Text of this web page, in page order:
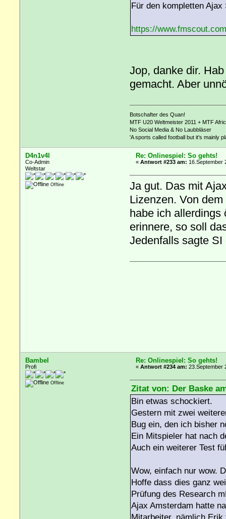
Für den kompletten
https://
Jop, danke dir.
gemacht. Aber
Botschafter des Quan!
MTF U20 Weltmeister 2011 + MTF
No Social Media & No Laubbläser
'A sports called football but it's mainly
D4n1v4l
Co-Admin
Weltstar
Offline
Re: Onlinespiel: So gehts!
«Antwort #233 am: 16.September
Ja gut. Das mit
Lizenzen. Von
habe ich allerdings
erinnere, so soll
Jedenfalls sagte SI
Bambel
Profi
Offline
Re: Onlinespiel: So gehts!
«Antwort #234 am: 23.September
Zitat von: Der Baske
Bin etwas schockiert.
Gestern mit zwei
Bug ein, den ich bisher
Ein Mitspieler hat nach
Auch ein weiterer Test
Wow, einfach nur wow.
Hoffe dass dies ganz
Prüfung des Research
Ajax Amsterdam hatte
Mitarbeiter, nämlich Erik